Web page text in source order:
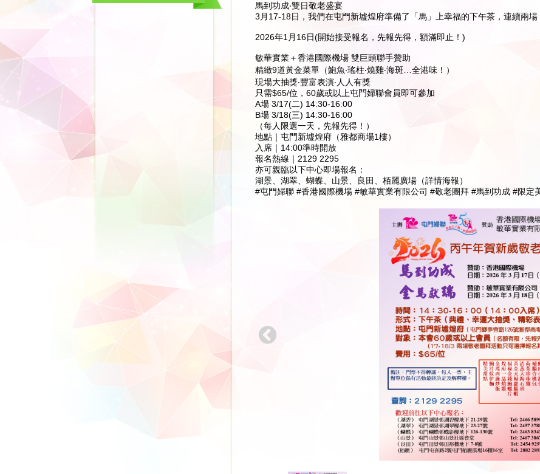
馬到功成‧雙日敬老盛宴
3月17-18日，我們在屯門新墟煌府準備了「馬」上幸福的下午茶，連續兩場
2026年1月16日(開始接受報名，先報先得，額滿即止！)
敏華實業＋香港國際機場 雙巨頭聯手贊助
精緻9道黃金菜單（鮑魚‧瑤柱‧燒雞‧海斑…全港味！）
現場大抽獎‧豐富表演‧人人有獎
只需$65/位，60歲或以上屯門婦聯會員即可參加
A場 3/17(二) 14:30-16:00
B場 3/18(三) 14:30-16:00
（每人限選一天，先報先得！）
地點｜屯門新墟煌府（雅都商場1樓）
入席｜14:00準時開放
報名熱線｜2129 2295
亦可親臨以下中心即場報名：
湖景、湖翠、蝴蝶、山景、良田、栢麗廣場（詳情海報）
#屯門婦聯 #香港國際機場 #敏華實業有限公司 #敬老團拜 #馬到功成 #限定